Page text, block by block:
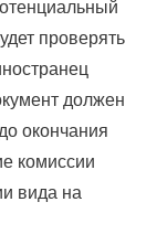
проверять
должен
окончания
комиссии
вида на